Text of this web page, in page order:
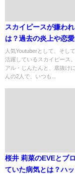
スカイピースが嫌わ
は？過去の炎上や恋
とめ
人気Youtuberとして、そし
活躍しているスカイピース
アル・じんたんと、底抜け
んの2人で、いつも...
桜井 莉菜のEVEとブ
ていた病気とは？ハ